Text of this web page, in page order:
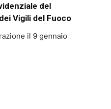
del
Vigili del Fuoco
il 9 gennaio